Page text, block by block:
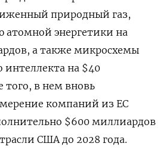
природный газ,
атомной энергетики на
а также микросхемы
интеллекта на $40
в нем вновь
компаний из ЕС
$600 миллиардов
США до 2028 года.